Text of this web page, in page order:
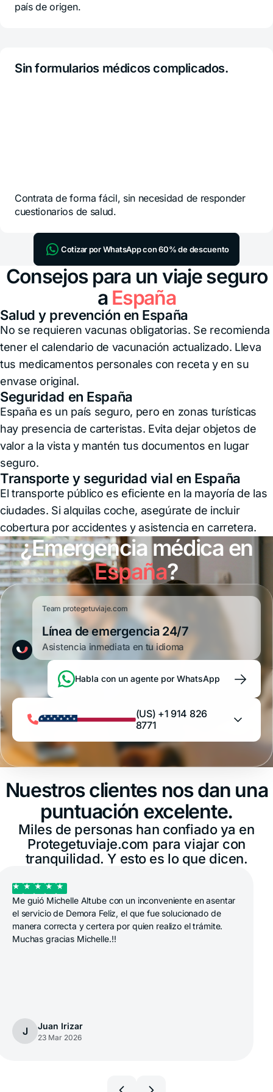
país de origen.
Sin formularios médicos complicados.
Contrata de forma fácil, sin necesidad de responder
cuestionarios de salud.
Cotizar por WhatsApp con 60% de descuento
Consejos para un viaje seguro
a España
Salud y prevención en España
No se requieren vacunas obligatorias. Se recomienda
tener el calendario de vacunación actualizado. Lleva
tus medicamentos personales con receta y en su
envase original.
Seguridad en España
España es un país seguro, pero en zonas turísticas
hay presencia de carteristas. Evita dejar objetos de
valor a la vista y mantén tus documentos en lugar
seguro.
Transporte y seguridad vial en España
El transporte público es eficiente en la mayoría de las
ciudades. Si alquilas coche, asegúrate de incluir
cobertura por accidentes y asistencia en carretera.
¿Emergencia médica en
España?
Team protegetuviaje.com
Línea de emergencia 24/7
Asistencia inmediata en tu idioma
Habla con un agente por WhatsApp →
(US) +1 914 826
8771
Bolivia
+591 5 50701249
Brasil
+55 11 42105190
Chile
+56 2 3210 3154
Nuestros clientes nos dan una
puntuación excelente.
Miles de personas han confiado ya en
Protegetuviaje.com para viajar con
tranquilidad. Y esto es lo que dicen.
Me guió Michelle Altube con un inconveniente en asentar
el servicio de Demora Feliz, el que fue solucionado de
manera correcta y certera por quien realizo el trámite.
Muchas gracias Michelle.!!
J Juan Irizar
23 Mar 2026